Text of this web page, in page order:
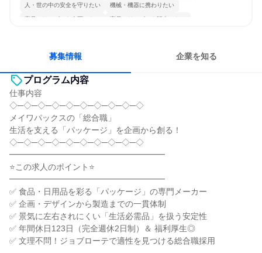
人・世の中の安全を守りたい 機械・機器に携わりたい
商品・サービスを企画したい 商品・サービスを販売したい
募集情報 企業を知る
プログラム内容
仕事内容
◇─◇─◇─◇─◇─◇─◇─◇─◇─◇
メイワパックスの「総合職」
生活を支える「パッケージ」を企画から創る！
◇─◇─◇─◇─◇─◇─◇─◇─◇─◇
━━━━━━━━━━━━━━━━━━━
⭐この求人のポイント⭐
━━━━━━━━━━━━━━━━━━━
✅ 食品・日用品を彩る「パッケージ」の専門メーカー
✅ 企画・デザインから製造までの一貫体制
✅ 景気に左右されにくい「生活必需品」を扱う安定性
✅ 年間休日123日（完全週休2日制）＆ 福利厚生◎
✅ 文理不問！ジョブローテで適性を見つける総合職採用